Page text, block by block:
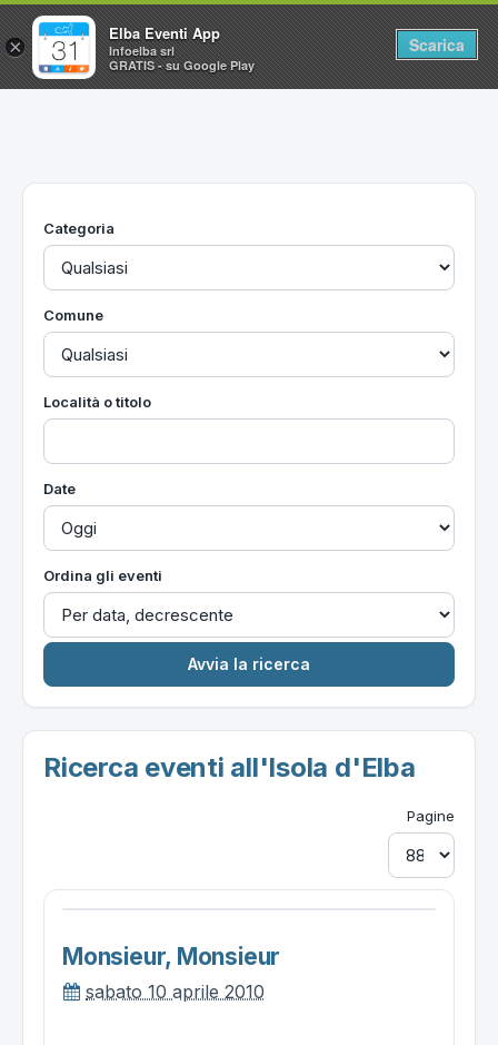
Home
Utilità
Categoria
Comune
Località o titolo
Date
Ordina gli eventi
Ricerca eventi all'Isola d'Elba
Pagine
Monsieur, Monsieur
sabato 10 aprile 2010
×
Elba Eventi App
Infoelba srl
GRATIS - su Google Play
Scarica